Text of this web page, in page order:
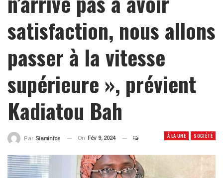
satisfaction, nous allons
passer à la vitesse
supérieure », prévient
Kadiatou Bah
À LA UNE SOCIÉTÉ
Par Siaminfos On Fév 9, 2024